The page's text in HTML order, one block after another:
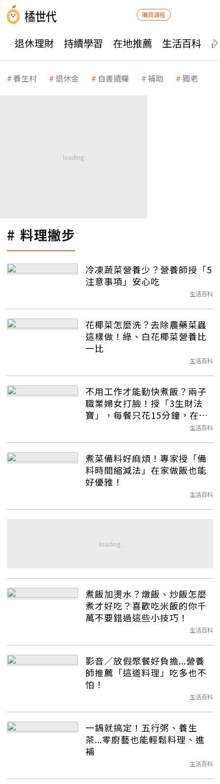
購買課程
退休理財 持續學習 在地推薦 生活百科
養生村 退休金 自書遺囑 補助 獨老
料理撇步
冷凍蔬菜營養少？營養師授「5
注意事項」安心吃
生活百科
花椰菜怎麼洗？去除農藥菜蟲
這樣做！綠、白花椰菜營養比
一比
生活百科
不用工作才能勤快煮飯？兩子
職業婦女打臉！授「3生財法
寶」，每餐只花15分鐘，在家
生活百科
煮菜備料好麻煩！專家授「備
料時間縮減法」在家做飯也能
好優雅！
生活百科
煮飯加燙水？燉飯、炒飯怎麼
煮才好吃？喜歡吃米飯的你千
萬不要錯過這些小技巧！
生活百科
影音／放假聚餐好負擔...營養
師推薦「這道料理」吃多也不
怕！
生活百科
一鍋就搞定！五行粥、養生
茶...零廚藝也能輕鬆料理、進
補
生活百科